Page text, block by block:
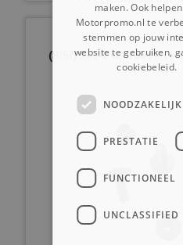
(8i5f) Set 4 schroeven
maken. Ook
Motorpromo.nl te
stemmen op jouw
website te gebruiken,
cookiebeleid.
NOODZAKELIJK
PRESTATIE
FUNCTIONEEL
UNCLASSIFIED